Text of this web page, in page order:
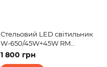
Стельовий LED світильник
W-650/45W+45W RM
WW+NW+CW
1 800 грн